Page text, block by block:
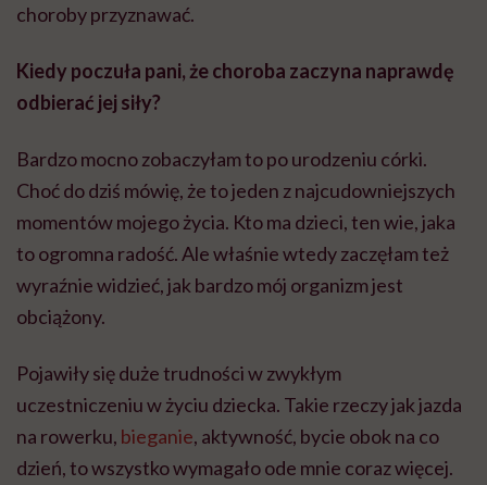
choroby przyznawać.
Kiedy poczuła pani, że choroba zaczyna naprawdę
odbierać jej siły?
Bardzo mocno zobaczyłam to po urodzeniu córki.
Choć do dziś mówię, że to jeden z najcudowniejszych
momentów mojego życia. Kto ma dzieci, ten wie, jaka
to ogromna radość. Ale właśnie wtedy zaczęłam też
wyraźnie widzieć, jak bardzo mój organizm jest
obciążony.
Pojawiły się duże trudności w zwykłym
uczestniczeniu w życiu dziecka. Takie rzeczy jak jazda
na rowerku, bieganie, aktywność, bycie obok na co
dzień, to wszystko wymagało ode mnie coraz więcej.